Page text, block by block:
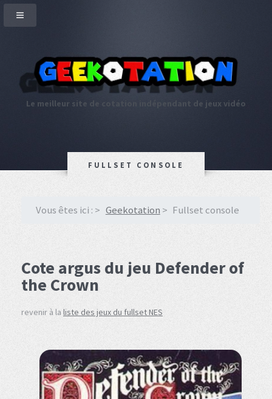
Le meilleur site de cotation indépendant de jeux vidéo
FULLSET CONSOLE
Vous êtes ici : Geekotation Fullset console
Cote argus du jeu Defender of
the Crown
revenir à la liste des jeux du fullset NES